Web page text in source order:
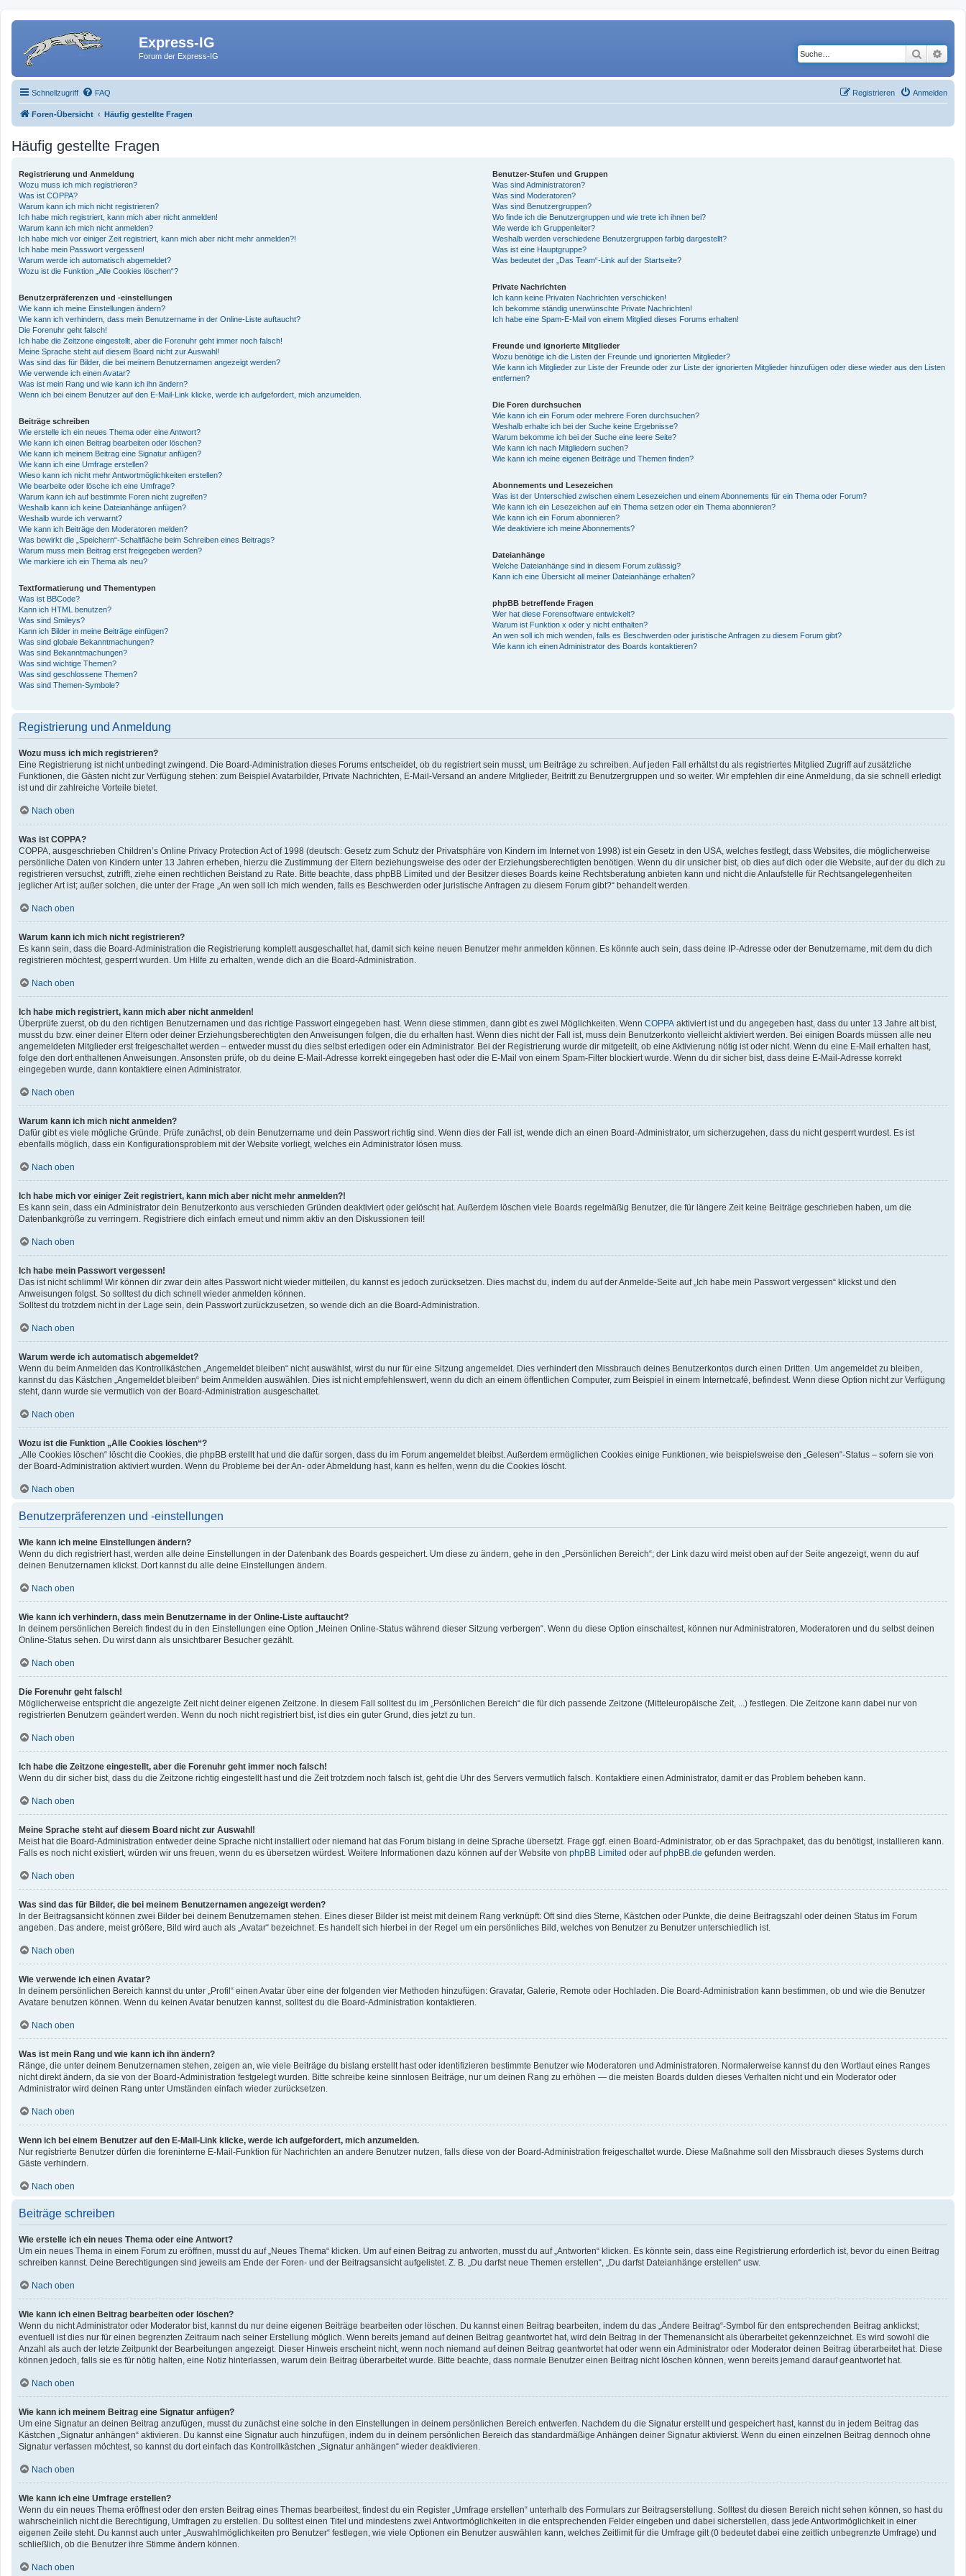
Express-IG
Forum der Express-IG Suche
Schnellzugriff FAQ Anmelden
Registrieren
Foren-Übersicht Häufig gestellte Fragen
Häufig gestellte Fragen
Registrierung und Anmeldung
Wozu muss ich mich registrieren?
Was ist COPPA?
Warum kann ich mich nicht registrieren?
Ich habe mich registriert, kann mich aber nicht anmelden!
Warum kann ich mich nicht anmelden?
Ich habe mich vor einiger Zeit registriert, kann mich aber nicht mehr anmelden?!
Ich habe mein Passwort vergessen!
Warum werde ich automatisch abgemeldet?
Wozu ist die Funktion „Alle Cookies löschen“?
Benutzerpräferenzen und -einstellungen
Wie kann ich meine Einstellungen ändern?
Wie kann ich verhindern, dass mein Benutzername in der Online-Liste auftaucht?
Die Forenuhr geht falsch!
Ich habe die Zeitzone eingestellt, aber die Forenuhr geht immer noch falsch!
Meine Sprache steht auf diesem Board nicht zur Auswahl!
Was sind das für Bilder, die bei meinem Benutzernamen angezeigt werden?
Wie verwende ich einen Avatar?
Was ist mein Rang und wie kann ich ihn ändern?
Wenn ich bei einem Benutzer auf den E-Mail-Link klicke, werde ich aufgefordert, mich anzumelden.
Beiträge schreiben
Wie erstelle ich ein neues Thema oder eine Antwort?
Wie kann ich einen Beitrag bearbeiten oder löschen?
Wie kann ich meinem Beitrag eine Signatur anfügen?
Wie kann ich eine Umfrage erstellen?
Wieso kann ich nicht mehr Antwortmöglichkeiten erstellen?
Wie bearbeite oder lösche ich eine Umfrage?
Warum kann ich auf bestimmte Foren nicht zugreifen?
Weshalb kann ich keine Dateianhänge anfügen?
Weshalb wurde ich verwarnt?
Wie kann ich Beiträge den Moderatoren melden?
Was bewirkt die „Speichern“-Schaltfläche beim Schreiben eines Beitrags?
Warum muss mein Beitrag erst freigegeben werden?
Wie markiere ich ein Thema als neu?
Textformatierung und Thementypen
Was ist BBCode?
Kann ich HTML benutzen?
Was sind Smileys?
Kann ich Bilder in meine Beiträge einfügen?
Was sind globale Bekanntmachungen?
Was sind Bekanntmachungen?
Was sind wichtige Themen?
Was sind geschlossene Themen?
Was sind Themen-Symbole?
Benutzer-Stufen und Gruppen
Was sind Administratoren?
Was sind Moderatoren?
Was sind Benutzergruppen?
Wo finde ich die Benutzergruppen und wie trete ich ihnen bei?
Wie werde ich Gruppenleiter?
Weshalb werden verschiedene Benutzergruppen farbig dargestellt?
Was ist eine Hauptgruppe?
Was bedeutet der „Das Team“-Link auf der Startseite?
Private Nachrichten
Ich kann keine Privaten Nachrichten verschicken!
Ich bekomme ständig unerwünschte Private Nachrichten!
Ich habe eine Spam-E-Mail von einem Mitglied dieses Forums erhalten!
Freunde und ignorierte Mitglieder
Wozu benötige ich die Listen der Freunde und ignorierten Mitglieder?
Wie kann ich Mitglieder zur Liste der Freunde oder zur Liste der ignorierten Mitglieder hinzufügen oder diese wieder aus den Listen
entfernen?
Die Foren durchsuchen
Wie kann ich ein Forum oder mehrere Foren durchsuchen?
Weshalb erhalte ich bei der Suche keine Ergebnisse?
Warum bekomme ich bei der Suche eine leere Seite?
Wie kann ich nach Mitgliedern suchen?
Wie kann ich meine eigenen Beiträge und Themen finden?
Abonnements und Lesezeichen
Was ist der Unterschied zwischen einem Lesezeichen und einem Abonnements für ein Thema oder Forum?
Wie kann ich ein Lesezeichen auf ein Thema setzen oder ein Thema abonnieren?
Wie kann ich ein Forum abonnieren?
Wie deaktiviere ich meine Abonnements?
Dateianhänge
Welche Dateianhänge sind in diesem Forum zulässig?
Kann ich eine Übersicht all meiner Dateianhänge erhalten?
phpBB betreffende Fragen
Wer hat diese Forensoftware entwickelt?
Warum ist Funktion x oder y nicht enthalten?
An wen soll ich mich wenden, falls es Beschwerden oder juristische Anfragen zu diesem Forum gibt?
Wie kann ich einen Administrator des Boards kontaktieren?
Registrierung und Anmeldung
Wozu muss ich mich registrieren?
Eine Registrierung ist nicht unbedingt zwingend. Die Board-Administration dieses Forums entscheidet, ob du registriert sein musst, um Beiträge zu schreiben. Auf jeden Fall erhältst du als registriertes Mitglied Zugriff auf zusätzliche
Funktionen, die Gästen nicht zur Verfügung stehen: zum Beispiel Avatarbilder, Private Nachrichten, E-Mail-Versand an andere Mitglieder, Beitritt zu Benutzergruppen und so weiter. Wir empfehlen dir eine Anmeldung, da sie schnell erledigt
ist und dir zahlreiche Vorteile bietet.
Nach oben
Was ist COPPA?
COPPA, ausgeschrieben Children’s Online Privacy Protection Act of 1998 (deutsch: Gesetz zum Schutz der Privatsphäre von Kindern im Internet von 1998) ist ein Gesetz in den USA, welches festlegt, dass Websites, die möglicherweise
persönliche Daten von Kindern unter 13 Jahren erheben, hierzu die Zustimmung der Eltern beziehungsweise des oder der Erziehungsberechtigten benötigen. Wenn du dir unsicher bist, ob dies auf dich oder die Website, auf der du dich zu
registrieren versuchst, zutrifft, ziehe einen rechtlichen Beistand zu Rate. Bitte beachte, dass phpBB Limited und der Besitzer dieses Boards keine Rechtsberatung anbieten kann und nicht die Anlaufstelle für Rechtsangelegenheiten
jeglicher Art ist; außer solchen, die unter der Frage „An wen soll ich mich wenden, falls es Beschwerden oder juristische Anfragen zu diesem Forum gibt?“ behandelt werden.
Nach oben
Warum kann ich mich nicht registrieren?
Es kann sein, dass die Board-Administration die Registrierung komplett ausgeschaltet hat, damit sich keine neuen Benutzer mehr anmelden können. Es könnte auch sein, dass deine IP-Adresse oder der Benutzername, mit dem du dich
registrieren möchtest, gesperrt wurden. Um Hilfe zu erhalten, wende dich an die Board-Administration.
Nach oben
Ich habe mich registriert, kann mich aber nicht anmelden!
Überprüfe zuerst, ob du den richtigen Benutzernamen und das richtige Passwort eingegeben hast. Wenn diese stimmen, dann gibt es zwei Möglichkeiten. Wenn COPPA aktiviert ist und du angegeben hast, dass du unter 13 Jahre alt bist,
musst du bzw. einer deiner Eltern oder deiner Erziehungsberechtigten den Anweisungen folgen, die du erhalten hast. Wenn dies nicht der Fall ist, muss dein Benutzerkonto vielleicht aktiviert werden. Bei einigen Boards müssen alle neu
angemeldeten Mitglieder erst freigeschaltet werden – entweder musst du dies selbst erledigen oder ein Administrator. Bei der Registrierung wurde dir mitgeteilt, ob eine Aktivierung nötig ist oder nicht. Wenn du eine E-Mail erhalten hast,
folge den dort enthaltenen Anweisungen. Ansonsten prüfe, ob du deine E-Mail-Adresse korrekt eingegeben hast oder die E-Mail von einem Spam-Filter blockiert wurde. Wenn du dir sicher bist, dass deine E-Mail-Adresse korrekt
eingegeben wurde, dann kontaktiere einen Administrator.
Nach oben
Warum kann ich mich nicht anmelden?
Dafür gibt es viele mögliche Gründe. Prüfe zunächst, ob dein Benutzername und dein Passwort richtig sind. Wenn dies der Fall ist, wende dich an einen Board-Administrator, um sicherzugehen, dass du nicht gesperrt wurdest. Es ist
ebenfalls möglich, dass ein Konfigurationsproblem mit der Website vorliegt, welches ein Administrator lösen muss.
Nach oben
Ich habe mich vor einiger Zeit registriert, kann mich aber nicht mehr anmelden?!
Es kann sein, dass ein Administrator dein Benutzerkonto aus verschieden Gründen deaktiviert oder gelöscht hat. Außerdem löschen viele Boards regelmäßig Benutzer, die für längere Zeit keine Beiträge geschrieben haben, um die
Datenbankgröße zu verringern. Registriere dich einfach erneut und nimm aktiv an den Diskussionen teil!
Nach oben
Ich habe mein Passwort vergessen!
Das ist nicht schlimm! Wir können dir zwar dein altes Passwort nicht wieder mitteilen, du kannst es jedoch zurücksetzen. Dies machst du, indem du auf der Anmelde-Seite auf „Ich habe mein Passwort vergessen“ klickst und den
Anweisungen folgst. So solltest du dich schnell wieder anmelden können.
Solltest du trotzdem nicht in der Lage sein, dein Passwort zurückzusetzen, so wende dich an die Board-Administration.
Nach oben
Warum werde ich automatisch abgemeldet?
Wenn du beim Anmelden das Kontrollkästchen „Angemeldet bleiben“ nicht auswählst, wirst du nur für eine Sitzung angemeldet. Dies verhindert den Missbrauch deines Benutzerkontos durch einen Dritten. Um angemeldet zu bleiben,
kannst du das Kästchen „Angemeldet bleiben“ beim Anmelden auswählen. Dies ist nicht empfehlenswert, wenn du dich an einem öffentlichen Computer, zum Beispiel in einem Internetcafé, befindest. Wenn diese Option nicht zur Verfügung
steht, dann wurde sie vermutlich von der Board-Administration ausgeschaltet.
Nach oben
Wozu ist die Funktion „Alle Cookies löschen“?
„Alle Cookies löschen“ löscht die Cookies, die phpBB erstellt hat und die dafür sorgen, dass du im Forum angemeldet bleibst. Außerdem ermöglichen Cookies einige Funktionen, wie beispielsweise den „Gelesen“-Status – sofern sie von
der Board-Administration aktiviert wurden. Wenn du Probleme bei der An- oder Abmeldung hast, kann es helfen, wenn du die Cookies löscht.
Nach oben
Benutzerpräferenzen und -einstellungen
Wie kann ich meine Einstellungen ändern?
Wenn du dich registriert hast, werden alle deine Einstellungen in der Datenbank des Boards gespeichert. Um diese zu ändern, gehe in den „Persönlichen Bereich“; der Link dazu wird meist oben auf der Seite angezeigt, wenn du auf
deinen Benutzernamen klickst. Dort kannst du alle deine Einstellungen ändern.
Nach oben
Wie kann ich verhindern, dass mein Benutzername in der Online-Liste auftaucht?
In deinem persönlichen Bereich findest du in den Einstellungen eine Option „Meinen Online-Status während dieser Sitzung verbergen“. Wenn du diese Option einschaltest, können nur Administratoren, Moderatoren und du selbst deinen
Online-Status sehen. Du wirst dann als unsichtbarer Besucher gezählt.
Nach oben
Die Forenuhr geht falsch!
Möglicherweise entspricht die angezeigte Zeit nicht deiner eigenen Zeitzone. In diesem Fall solltest du im „Persönlichen Bereich“ die für dich passende Zeitzone (Mitteleuropäische Zeit, ...) festlegen. Die Zeitzone kann dabei nur von
registrierten Benutzern geändert werden. Wenn du noch nicht registriert bist, ist dies ein guter Grund, dies jetzt zu tun.
Nach oben
Ich habe die Zeitzone eingestellt, aber die Forenuhr geht immer noch falsch!
Wenn du dir sicher bist, dass du die Zeitzone richtig eingestellt hast und die Zeit trotzdem noch falsch ist, geht die Uhr des Servers vermutlich falsch. Kontaktiere einen Administrator, damit er das Problem beheben kann.
Nach oben
Meine Sprache steht auf diesem Board nicht zur Auswahl!
Meist hat die Board-Administration entweder deine Sprache nicht installiert oder niemand hat das Forum bislang in deine Sprache übersetzt. Frage ggf. einen Board-Administrator, ob er das Sprachpaket, das du benötigst, installieren kann.
Falls es noch nicht existiert, würden wir uns freuen, wenn du es übersetzen würdest. Weitere Informationen dazu können auf der Website von phpBB Limited oder aufphpBB.de gefunden werden.
Nach oben
Was sind das für Bilder, die bei meinem Benutzernamen angezeigt werden?
In der Beitragsansicht können zwei Bilder bei deinem Benutzernamen stehen. Eines dieser Bilder ist meist mit deinem Rang verknüpft: Oft sind dies Sterne, Kästchen oder Punkte, die deine Beitragszahl oder deinen Status im Forum
angeben. Das andere, meist größere, Bild wird auch als „Avatar“ bezeichnet. Es handelt sich hierbei in der Regel um ein persönliches Bild, welches von Benutzer zu Benutzer unterschiedlich ist.
Nach oben
Wie verwende ich einen Avatar?
In deinem persönlichen Bereich kannst du unter „Profil“ einen Avatar über eine der folgenden vier Methoden hinzufügen: Gravatar, Galerie, Remote oder Hochladen. Die Board-Administration kann bestimmen, ob und wie die Benutzer
Avatare benutzen können. Wenn du keinen Avatar benutzen kannst, solltest du die Board-Administration kontaktieren.
Nach oben
Was ist mein Rang und wie kann ich ihn ändern?
Ränge, die unter deinem Benutzernamen stehen, zeigen an, wie viele Beiträge du bislang erstellt hast oder identifizieren bestimmte Benutzer wie Moderatoren und Administratoren. Normalerweise kannst du den Wortlaut eines Ranges
nicht direkt ändern, da sie von der Board-Administration festgelegt wurden. Bitte schreibe keine sinnlosen Beiträge, nur um deinen Rang zu erhöhen — die meisten Boards dulden dieses Verhalten nicht und ein Moderator oder
Administrator wird deinen Rang unter Umständen einfach wieder zurücksetzen.
Nach oben
Wenn ich bei einem Benutzer auf den E-Mail-Link klicke, werde ich aufgefordert, mich anzumelden.
Nur registrierte Benutzer dürfen die foreninterne E-Mail-Funktion für Nachrichten an andere Benutzer nutzen, falls diese von der Board-Administration freigeschaltet wurde. Diese Maßnahme soll den Missbrauch dieses Systems durch
Gäste verhindern.
Nach oben
Beiträge schreiben
Wie erstelle ich ein neues Thema oder eine Antwort?
Um ein neues Thema in einem Forum zu eröffnen, musst du auf „Neues Thema“ klicken. Um auf einen Beitrag zu antworten, musst du auf „Antworten“ klicken. Es könnte sein, dass eine Registrierung erforderlich ist, bevor du einen Beitrag
schreiben kannst. Deine Berechtigungen sind jeweils am Ende der Foren- und der Beitragsansicht aufgelistet. Z. B. „Du darfst neue Themen erstellen“, „Du darfst Dateianhänge erstellen“ usw.
Nach oben
Wie kann ich einen Beitrag bearbeiten oder löschen?
Wenn du nicht Administrator oder Moderator bist, kannst du nur deine eigenen Beiträge bearbeiten oder löschen. Du kannst einen Beitrag bearbeiten, indem du das „Ändere Beitrag“-Symbol für den entsprechenden Beitrag anklickst;
eventuell ist dies nur für einen begrenzten Zeitraum nach seiner Erstellung möglich. Wenn bereits jemand auf deinen Beitrag geantwortet hat, wird dein Beitrag in der Themenansicht als überarbeitet gekennzeichnet. Es wird sowohl die
Anzahl als auch der letzte Zeitpunkt der Bearbeitungen angezeigt. Dieser Hinweis erscheint nicht, wenn noch niemand auf deinen Beitrag geantwortet hat oder wenn ein Administrator oder Moderator deinen Beitrag überarbeitet hat. Diese
können jedoch, falls sie es für nötig halten, eine Notiz hinterlassen, warum dein Beitrag überarbeitet wurde. Bitte beachte, dass normale Benutzer einen Beitrag nicht löschen können, wenn bereits jemand darauf geantwortet hat.
Nach oben
Wie kann ich meinem Beitrag eine Signatur anfügen?
Um eine Signatur an deinen Beitrag anzufügen, musst du zunächst eine solche in den Einstellungen in deinem persönlichen Bereich entwerfen. Nachdem du die Signatur erstellt und gespeichert hast, kannst du in jedem Beitrag das
Kästchen „Signatur anhängen“ aktivieren. Du kannst eine Signatur auch hinzufügen, indem du in deinem persönlichen Bereich das standardmäßige Anhängen deiner Signatur aktivierst. Wenn du einen einzelnen Beitrag dennoch ohne
Signatur verfassen möchtest, so kannst du dort einfach das Kontrollkästchen „Signatur anhängen“ wieder deaktivieren.
Nach oben
Wie kann ich eine Umfrage erstellen?
Wenn du ein neues Thema eröffnest oder den ersten Beitrag eines Themas bearbeitest, findest du ein Register „Umfrage erstellen“ unterhalb des Formulars zur Beitragserstellung. Solltest du diesen Bereich nicht sehen können, so hast du
wahrscheinlich nicht die Berechtigung, Umfragen zu erstellen. Du solltest einen Titel und mindestens zwei Antwortmöglichkeiten in die entsprechenden Felder eingeben und dabei sicherstellen, dass jede Antwortmöglichkeit in einer
eigenen Zeile steht. Du kannst auch unter „Auswahlmöglichkeiten pro Benutzer“ festlegen, wie viele Optionen ein Benutzer auswählen kann, welches Zeitlimit für die Umfrage gilt (0 bedeutet dabei eine zeitlich unbegrenzte Umfrage) und
schließlich, ob die Benutzer ihre Stimme ändern können.
Nach oben